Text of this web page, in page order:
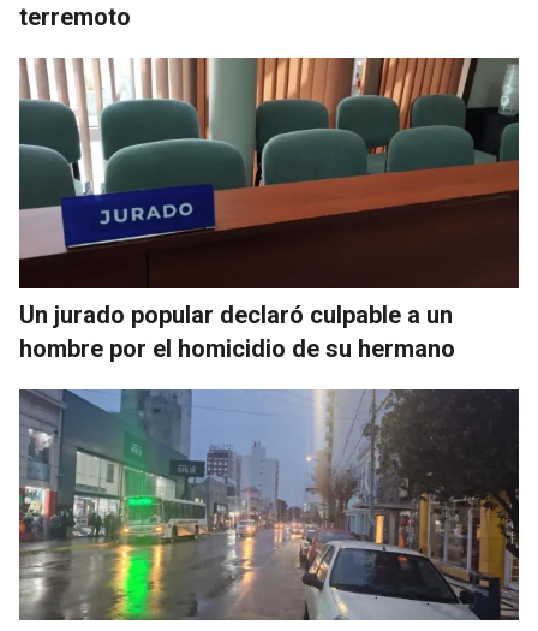
terremoto
Un jurado popular declaró culpable a un
hombre por el homicidio de su hermano